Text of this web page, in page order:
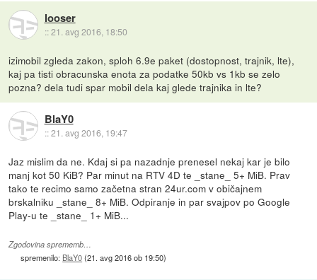
looser
::21. avg 2016, 18:50
izimobil zgleda zakon, sploh 6.9e paket (dostopnost, trajnik, lte),
kaj pa tisti obracunska enota za podatke 50kb vs 1kb se zelo
pozna? dela tudi spar mobil dela kaj glede trajnika in lte?
BlaY0
::21. avg 2016, 19:47
Jaz mislim da ne. Kdaj si pa nazadnje prenesel nekaj kar je bilo
manj kot 50 KiB? Par minut na RTV 4D te _stane_ 5+ MiB. Prav
tako te recimo samo začetna stran 24ur.com v običajnem
brskalniku _stane_ 8+ MiB. Odpiranje in par svajpov po Google
Play-u te _stane_ 1+ MiB...
Zgodovina sprememb…
spremenilo: BlaY0(21. avg 2016 ob 19:50)